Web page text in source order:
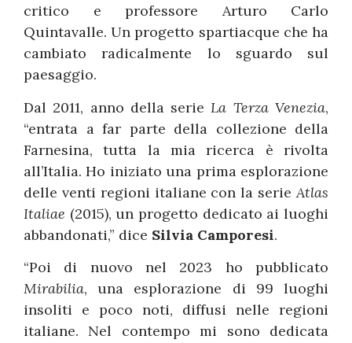
critico e professore Arturo Carlo
Quintavalle. Un progetto spartiacque che ha
cambiato radicalmente lo sguardo sul
paesaggio.
Dal 2011, anno della serieLa Terza Venezia,
“entrata a far parte della collezione della
Farnesina, tutta la mia ricerca è rivolta
all’Italia. Ho iniziato una prima esplorazione
delle venti regioni italiane con la serieAtlas
Italiae (2015), un progetto dedicato ai luoghi
abbandonati,” dice Silvia Camporesi.
“Poi di nuovo nel 2023 ho pubblicato
Mirabilia, una esplorazione di 99 luoghi
insoliti e poco noti, diffusi nelle regioni
italiane. Nel contempo mi sono dedicata